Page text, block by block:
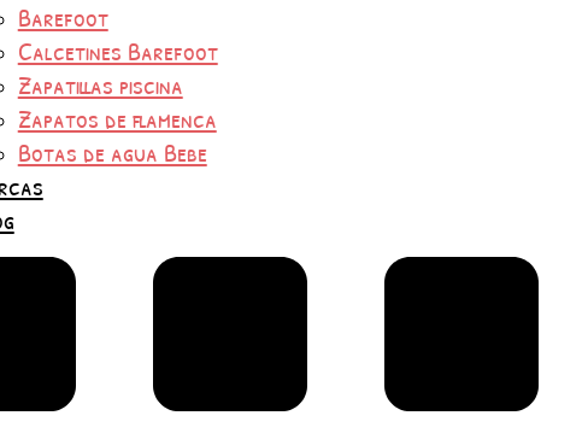
Barefoot
Calcetines Barefoot
Zapatillas piscina
Zapatos de flamenca
Botas de agua Bebe